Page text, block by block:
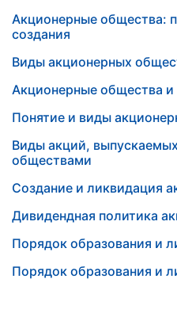
Акционерные общества:
создания
Виды акционерных
Акционерные общества
Понятие и виды
Виды акций,
обществами
Создание и ликвидация
Дивидендная политика
Порядок образования и
Порядок образования и